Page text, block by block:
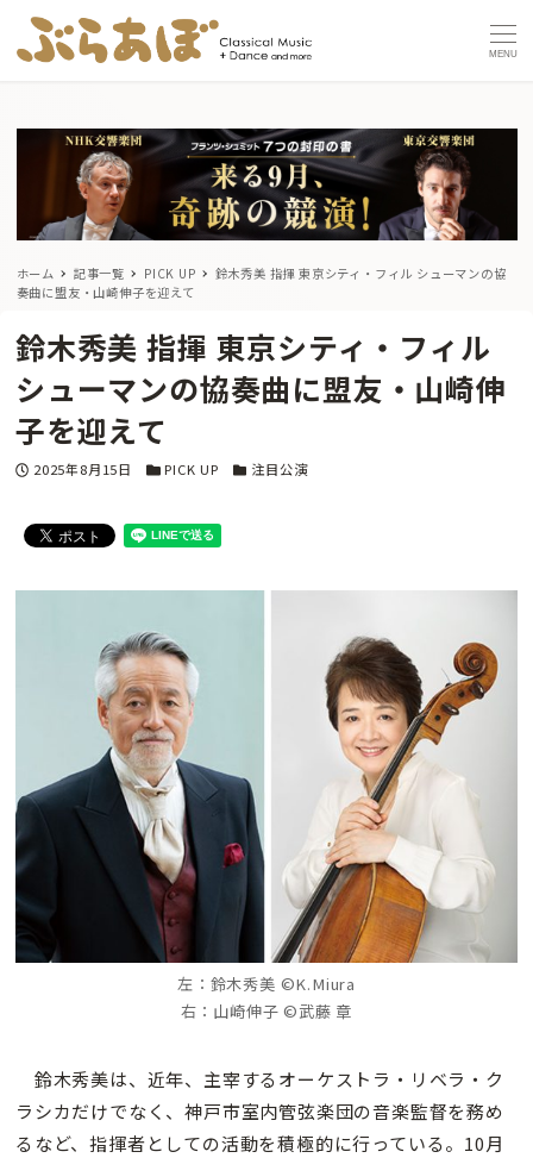
MENU
ホーム 記事一覧 PICK UP 鈴木秀美 指揮 東京シティ・フィル シューマンの協
奏曲に盟友・山崎伸子を迎えて
鈴木秀美 指揮 東京シティ・フィル
シューマンの協奏曲に盟友・山崎伸
子を迎えて
投稿日
2025年8月15日 カテゴリー
PICK UP カテゴリー
注目公演
左：鈴木秀美 ©K.Miura
右：山崎伸子 ©武藤 章
鈴木秀美は、近年、主宰するオーケストラ・リベラ・ク
ラシカだけでなく、神戸市室内管弦楽団の音楽監督を務め
るなど、指揮者としての活動を積極的に行っている。10月